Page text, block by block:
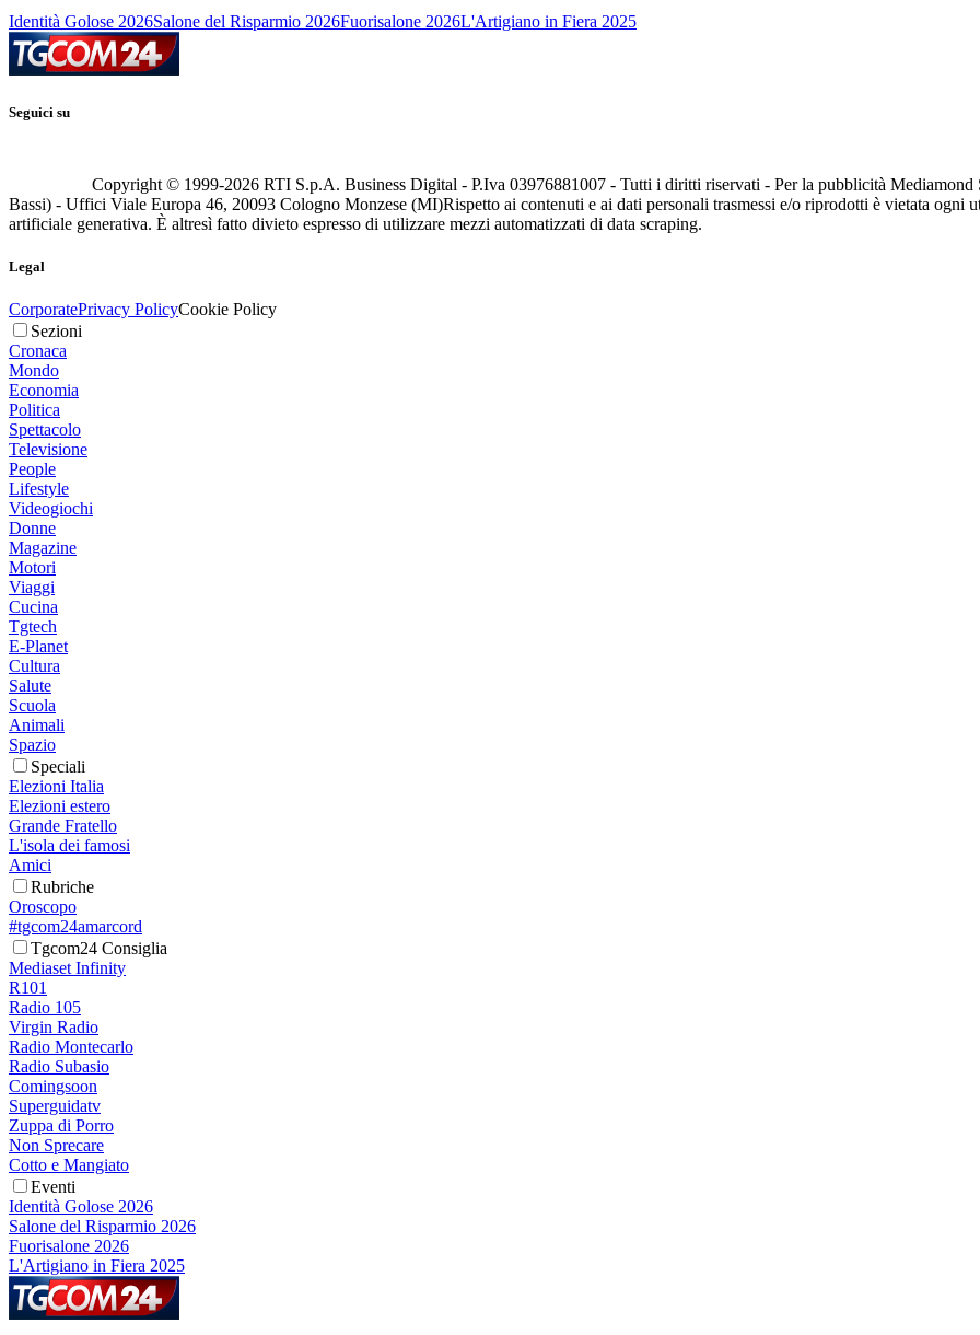
Identità Golose 2026Salone del Risparmio 2026Fuorisalone 2026L'Artigiano in Fiera 2025
Seguici su
Copyright © 1999-2026 RTI S.p.A. Business Digital - P.Iva 03976881007 - Tutti i diritti riservati - Per la pubblicità
Bassi) - Uffici Viale Europa 46, 20093 Cologno Monzese (MI)Rispetto ai contenuti e ai dati personali trasmessi e/o riprodotti è vietata ogni
artificiale generativa. È altresì fatto divieto espresso di utilizzare mezzi automatizzati di data scraping.
Legal
CorporatePrivacy PolicyCookie Policy
Sezioni
Cronaca
Mondo
Economia
Politica
Spettacolo
Televisione
People
Lifestyle
Videogiochi
Donne
Magazine
Motori
Viaggi
Cucina
Tgtech
E-Planet
Cultura
Salute
Scuola
Animali
Spazio
Speciali
Elezioni Italia
Elezioni estero
Grande Fratello
L'isola dei famosi
Amici
Rubriche
Oroscopo
#tgcom24amarcord
Tgcom24 Consiglia
Mediaset Infinity
R101
Radio 105
Virgin Radio
Radio Montecarlo
Radio Subasio
Comingsoon
Superguidatv
Zuppa di Porro
Non Sprecare
Cotto e Mangiato
Eventi
Identità Golose 2026
Salone del Risparmio 2026
Fuorisalone 2026
L'Artigiano in Fiera 2025